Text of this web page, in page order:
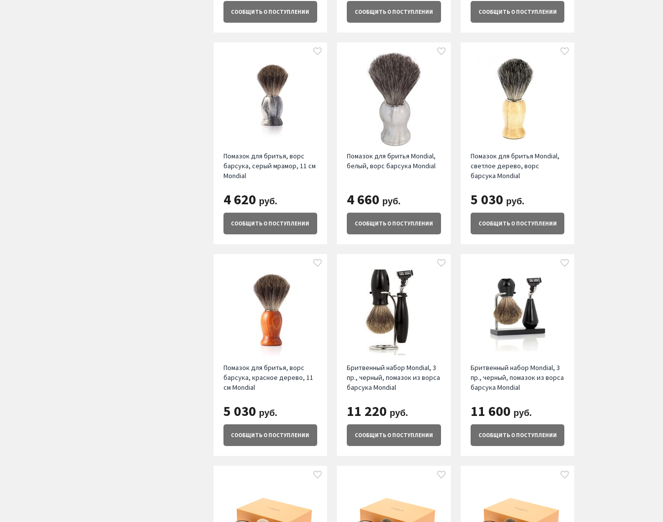
СООБЩИТЬ О ПОСТУПЛЕНИИ СООБЩИТЬО ПОСТУПЛЕНИИ СООБЩИТЬО ПОСТУПЛЕНИИ
Помазок для бритья, ворс
барсука, серый мрамор, 11 см
Mondial
4 620 руб.
СООБЩИТЬ О ПОСТУПЛЕНИИ
Помазок для бритья Mondial,
белый, ворс барсука Mondial
4 660 руб.
СООБЩИТЬО ПОСТУПЛЕНИИ
Помазок для бритья Mondial,
светлое дерево, ворс
барсука Mondial
5 030 руб.
СООБЩИТЬО ПОСТУПЛЕНИИ
Помазок для бритья, ворс
барсука, красное дерево, 11
см Mondial
5 030 руб.
СООБЩИТЬ О ПОСТУПЛЕНИИ
Бритвенный набор Mondial, 3
пр., черный, помазок из ворса
барсука Mondial
11 220 руб.
СООБЩИТЬО ПОСТУПЛЕНИИ
Бритвенный набор Mondial, 3
пр., черный, помазок из ворса
барсука Mondial
11 600 руб.
СООБЩИТЬО ПОСТУПЛЕНИИ